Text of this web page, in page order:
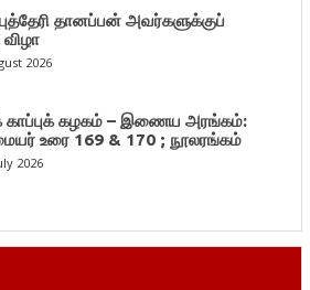
தானப்பன் அவர்களுக்குப்
விழா
2026
காப்புக் கழகம் – இணைய அரங்கம்:
உரை 169 & 170 ; நூலரங்கம்
2026